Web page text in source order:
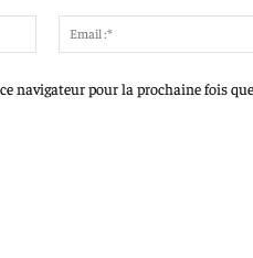
:*
navigateur pour la prochaine fois